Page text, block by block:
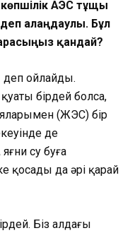
АЭС тұщы
алаңдаулы. Бұл
қандай?
деп ойлайды.
бірдей болса,
(ЖЭС) бір
де
су буға
қосады да әрі қарай
Біз алдағы